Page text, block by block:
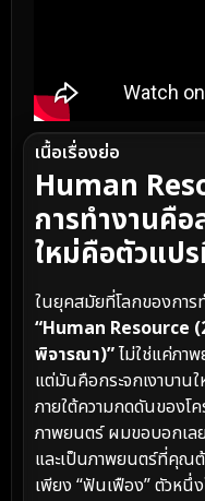
เนื้อเรื่องย่อ
Human
การทำงานคื
ใหม่คือตัวแปร
ในยุคสมัยที่โลกของกา
“Human Resource
พิจารณา)”ไม่ใช่แค่ภา
แต่มันคือกระจกเงาบา
ภายใต้ความกดดันของโ
ภาพยนตร์ ผมขอบอกเล
และเป็นภาพยนตร์ที่คุณ
เพียง “ฟันเฟือง” ตัวหนึ่